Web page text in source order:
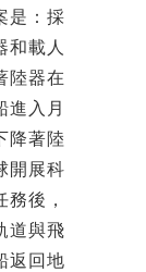
是：採
和載人
陸器在
進入月
降著陸
開展科
後，
道與飛
返回地